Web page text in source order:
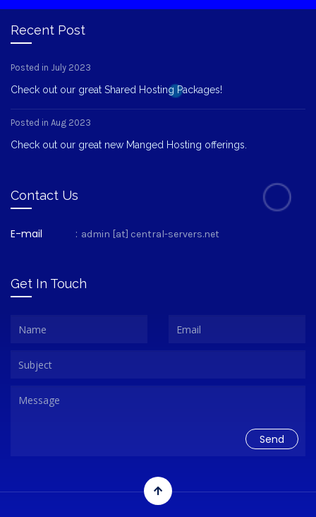
Recent Post
Posted in July 2023
Check out our great Shared Hosting Packages!
Posted in Aug 2023
Check out our great new Manged Hosting offerings.
Contact Us
E-mail : admin [at] central-servers.net
Get In Touch